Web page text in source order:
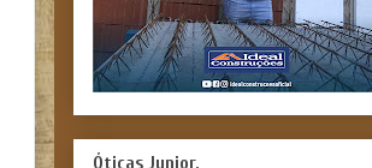
Óticas Junior.